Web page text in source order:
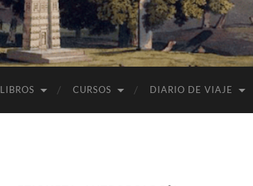
LIBROS CURSOS DIARIO DE VIAJE